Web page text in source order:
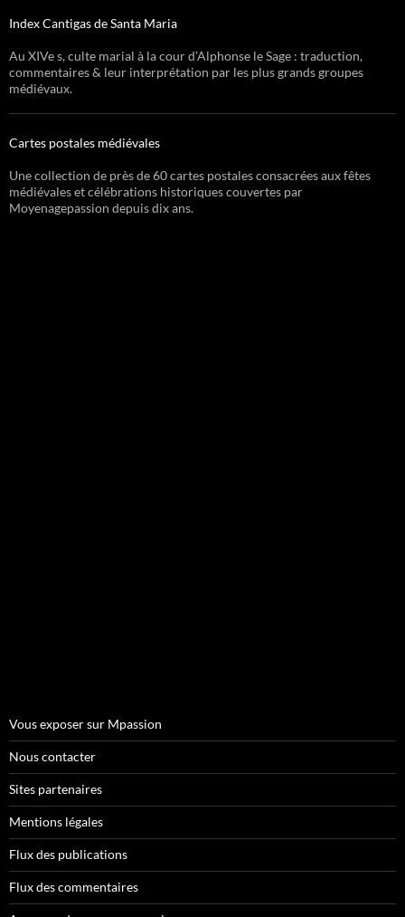
Index Cantigas de Santa Maria
Au XIVe s, culte marial à la cour d’Alphonse le Sage : traduction,
commentaires & leur interprétation par les plus grands groupes
médiévaux.
Cartes postales médiévales
Une collection de près de 60 cartes postales consacrées aux fêtes
médiévales et célébrations historiques couvertes par
Moyenagepassion depuis dix ans.
Vous exposer sur Mpassion
Nous contacter
Sites partenaires
Mentions légales
Flux des publications
Flux des commentaires